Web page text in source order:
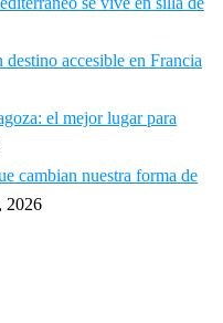
accesible en Francia
el mejor lugar para
cambian nuestra forma de
2026